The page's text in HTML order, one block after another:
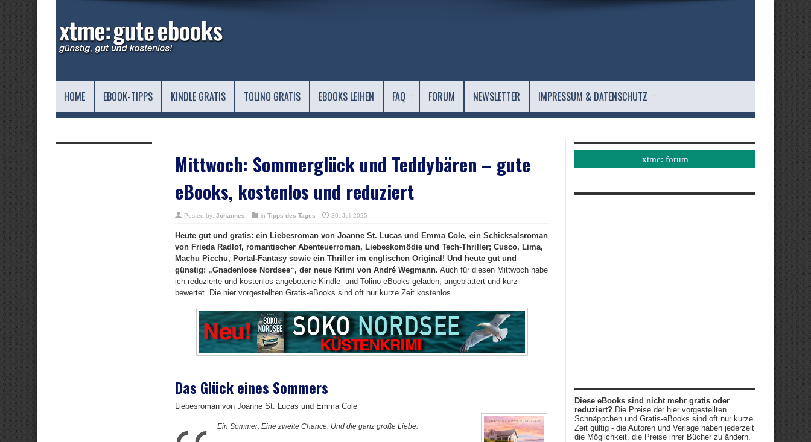
HOME EBOOK-TIPPS KINDLE GRATIS TOLINO GRATIS EBOOKS LEIHEN FAQ FORUM NEWSLETTER IMPRESSUM & DATENSCHUTZ
Mittwoch: Sommerglück und Teddybären – gute
eBooks, kostenlos und reduziert
Posted by: Johannes in Tipps des Tages 30. Juli 2025
Heute gut und gratis: ein Liebesroman von Joanne St. Lucas und Emma Cole, ein Schicksalsroman
von Frieda Radlof, romantischer Abenteuerroman, Liebeskomödie und Tech-Thriller; Cusco, Lima,
Machu Picchu, Portal-Fantasy sowie ein Thriller im englischen Original! Und heute gut und
günstig: „Gnadenlose Nordsee“, der neue Krimi von André Wegmann. Auch für diesen Mittwoch habe
ich reduzierte und kostenlos angebotene Kindle- und Tolino-eBooks geladen, angeblättert und kurz
bewertet. Die hier vorgestellten Gratis-eBooks sind oft nur kurze Zeit kostenlos.
Das Glück eines Sommers
Liebesroman von Joanne St. Lucas und Emma Cole
Ein Sommer. Eine zweite Chance. Und die ganz große Liebe.
xtme: forum
Diese eBooks sind nicht mehr gratis oder
reduziert? Die Preise der hier vorgestellten
Schnäppchen und Gratis-eBooks sind oft nur kurze
Zeit gültig - die Autoren und Verlage haben jederzeit
die Möglichkeit, die Preise ihrer Bücher zu ändern.